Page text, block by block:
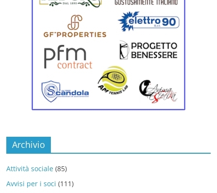
Archivio
Attività sociale (85)
Avvisi per i soci (111)